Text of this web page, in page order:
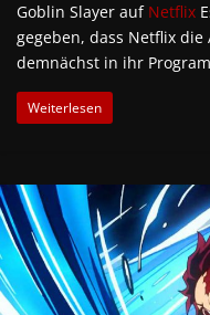
Goblin Slayer auf Netflix
gegeben, dass Netflix die
demnächst in ihr
Weiterlesen